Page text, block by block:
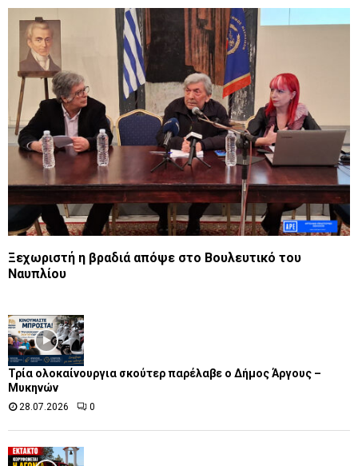
Ξεχωριστή η βραδιά απόψε στο Βουλευτικό του
Ναυπλίου
Τρία ολοκαίνουργια σκούτερ παρέλαβε o Δήμος Άργους –
Μυκηνών
28.07.2026 0